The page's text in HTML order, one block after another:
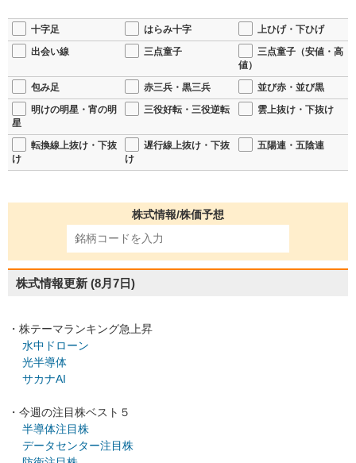
十字足 はらみ十字
上ひげ・下ひげ
出会い線
三点童子
三点童子（安値・高
値）
包み足
赤三兵・黒三兵
並び赤・並び黒
明けの明星・宵の明
星
三役好転・三役逆転 雲上抜け・下抜け
転換線上抜け・下抜
け
遅行線上抜け・下抜
け
五陽連・五陰連
株式情報/株価予想
株式情報更新 (8月7日)
・株テーマランキング急上昇
水中ドローン
光半導体
サカナAI
・今週の注目株ベスト５
半導体注目株
データセンター注目株